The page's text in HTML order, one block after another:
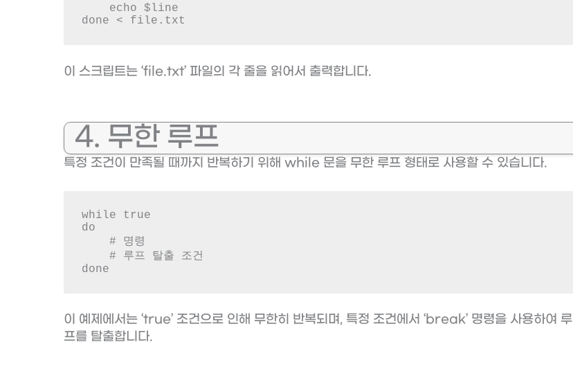
done < file.txt
이 스크립트는 ‘file.txt’ 파일의 각 줄을 읽어서 출력합니다.
4. 무한 루프
특정 조건이 만족될 때까지 반복하기 위해 while 문을 무한 루프 형태로 사용할 수 있습니다.
while true
do
done
이 예제에서는 ‘true’ 조건으로 인해 무한히 반복되며, 특정 조건에서 ‘break’ 명령을 사용하여 루
프를 탈출합니다.